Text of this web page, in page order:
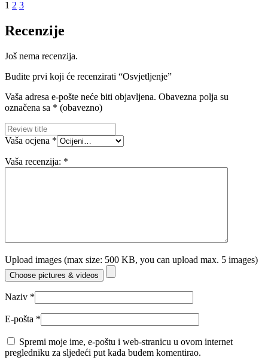
1 2 3
Recenzije
Još nema recenzija.
Budite prvi koji će recenzirati “Osvjetljenje”
Vaša adresa e-pošte neće biti objavljena. Obavezna polja su
označena sa * (obavezno)
Vaša ocjena *
Vaša recenzija: *
Upload images (max size: 500 KB, you can upload max. 5 images)
Choose pictures & videos
Naziv *
E-pošta *
Spremi moje ime, e-poštu i web-stranicu u ovom internet
pregledniku za sljedeći put kada budem komentirao.